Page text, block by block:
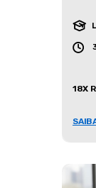
18X